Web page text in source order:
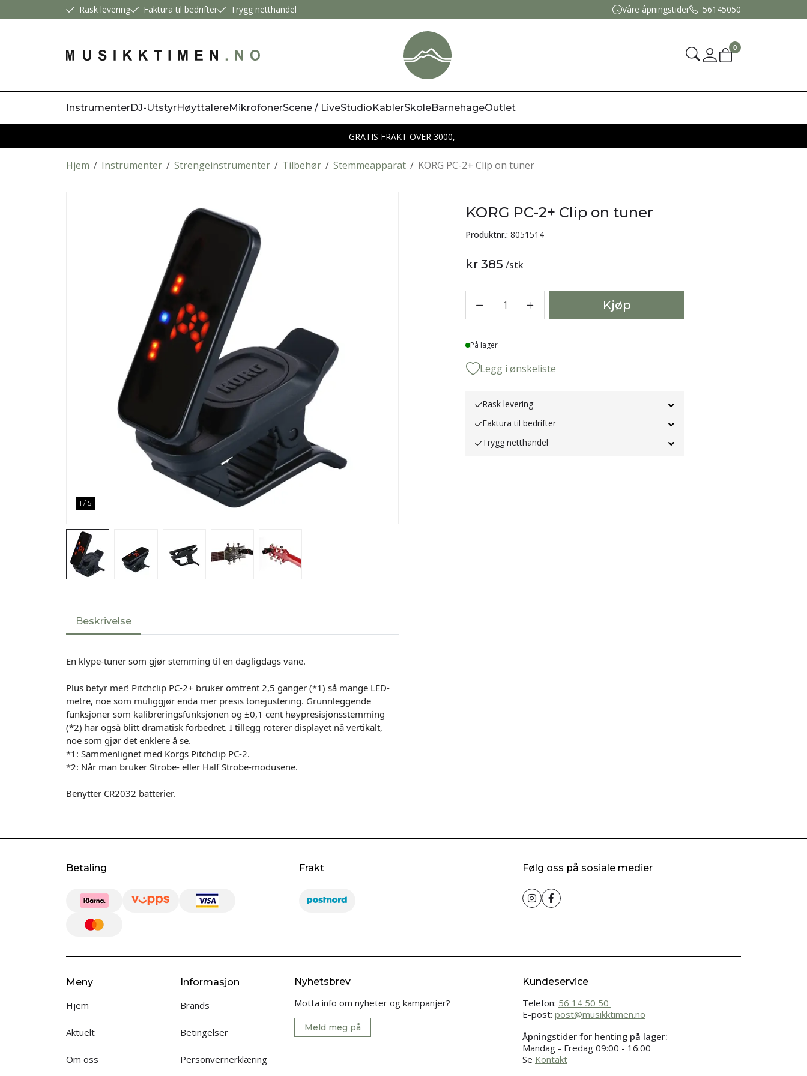
Rask levering Faktura til bedrifter Trygg netthandel Våre åpningstider 56145050
Mine sider
0
InstrumenterDJ-UtstyrHøyttalereMikrofonerScene / LiveStudioKablerSkoleBarnehageOutlet
GRATIS FRAKT OVER 3000,-
/
Hjem /
Instrumenter /
Strengeinstrumenter /
Tilbehør /
Stemmeapparat KORG PC-2+ Clip on tuner
1 / 5
KORG PC-2+ Clip on tuner
Produktnr.: 8051514
kr 385 /stk
1 Kjøp
Lager
På lager
Legg i ønskeliste
Rask levering
Faktura til bedrifter
Trygg netthandel
Beskrivelse
En klype-tuner som gjør stemming til en dagligdags vane.
Plus betyr mer! Pitchclip PC-2+ bruker omtrent 2,5 ganger (*1) så mange LED-
metre, noe som muliggjør enda mer presis tonejustering. Grunnleggende
funksjoner som kalibreringsfunksjonen og ±0,1 cent høypresisjonsstemming
(*2) har også blitt dramatisk forbedret. I tillegg roterer displayet nå vertikalt,
noe som gjør det enklere å se.
*1: Sammenlignet med Korgs Pitchclip PC-2.
*2: Når man bruker Strobe- eller Half Strobe-modusene.
Benytter CR2032 batterier.
Betaling Frakt Følg oss på sosiale medier
Meny
Hjem
Aktuelt
Om oss
Informasjon
Brands
Betingelser
Personvernerklæring
Nyhetsbrev
Motta info om nyheter og kampanjer?
Meld meg på
Kundeservice
Telefon: 56 14 50 50
E-post: post@musikktimen.no
Åpningstider for henting på lager:
Mandag - Fredag 09:00 - 16:00
Se Kontakt